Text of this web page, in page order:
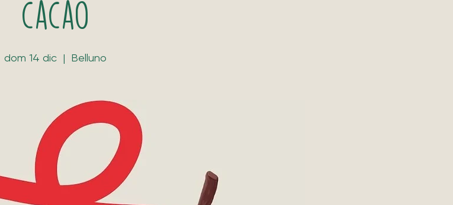
cacao
dom 14 dic
  |
Belluno